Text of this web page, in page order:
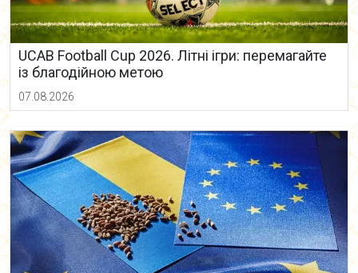
UCAB Football Cup 2026. Літні ігри: перемагайте
із благодійною метою
07.08.2026